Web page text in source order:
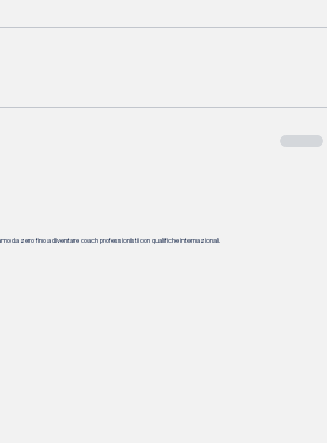
da zero fino a diventare coach professionisti con qualifiche internazionali.